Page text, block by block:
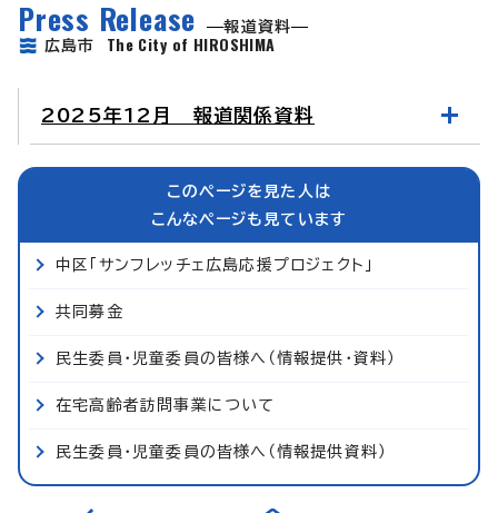
Press Release
報道資料
広島市 The City of HIROSHIMA
2025年12月 報道関係資料
このページを見た人は
こんなページも見ています
中区「サンフレッチェ広島応援プロジェクト」
共同募金
民生委員・児童委員の皆様へ（情報提供・資料）
在宅高齢者訪問事業について
民生委員・児童委員の皆様へ（情報提供資料）